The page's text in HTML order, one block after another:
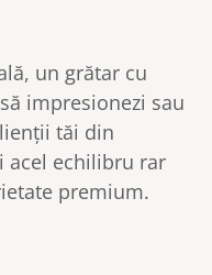
un grătar cu
impresionezi sau
tăi din
acel echilibru rar
premium.